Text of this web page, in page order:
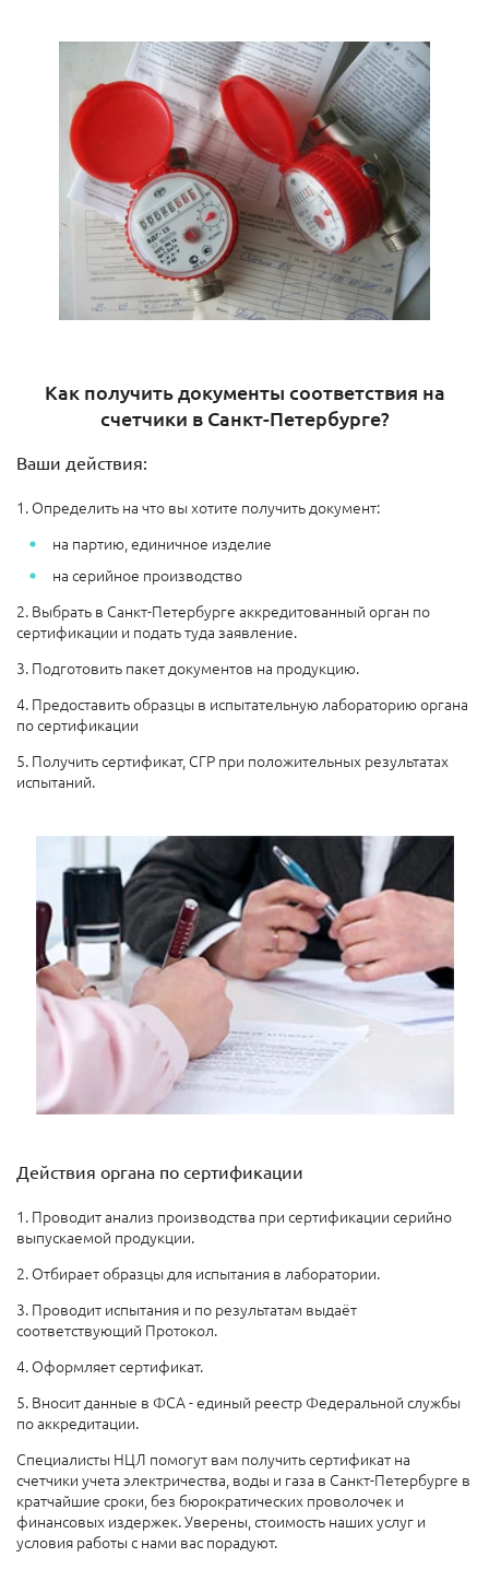
Как получить документы соответствия на
счетчики в Санкт-Петербурге?
Ваши действия:
1. Определить на что вы хотите получить документ:
на партию, единичное изделие
на серийное производство
2. Выбрать в Санкт-Петербурге аккредитованный орган по
сертификации и подать туда заявление.
3. Подготовить пакет документов на продукцию.
4. Предоставить образцы в испытательную лабораторию органа
по сертификации
5. Получить сертификат, СГР при положительных результатах
испытаний.
Действия органа по сертификации
1. Проводит анализ производства при сертификации серийно
выпускаемой продукции.
2. Отбирает образцы для испытания в лаборатории.
3. Проводит испытания и по результатам выдаёт
соответствующий Протокол.
4. Оформляет сертификат.
5. Вносит данные в ФСА - единый реестр Федеральной службы
по аккредитации.
Специалисты НЦЛ помогут вам получить сертификат на
счетчики учета электричества, воды и газа в Санкт-Петербурге в
кратчайшие сроки, без бюрократических проволочек и
финансовых издержек. Уверены, стоимость наших услуг и
условия работы с нами вас порадуют.